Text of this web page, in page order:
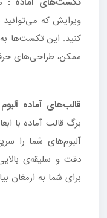
ویرایش که
کنید. این تکست‌ها
ممکن، طراحی‌های
قالب‌های آماده آلبوم (۳۰ در
آلبوم‌های شما را
دقت و سلیقه‌ی
برای شما به ارمغان